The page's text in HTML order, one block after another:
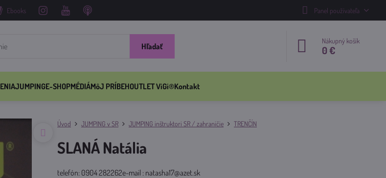
Ebooks Panel používateľa
Hľadať
Nákupný košík
0 €
JUMPINGE-SHOPMÉDIÁMôJ PRÍBEHOUTLET ViGi®Kontakt
Úvod JUMPING v SR JUMPING inštruktori SR / zahraničie TRENČÍN
SLANÁ Natália
telefón: 0904 282262e-mail : natasha17@azet.sk